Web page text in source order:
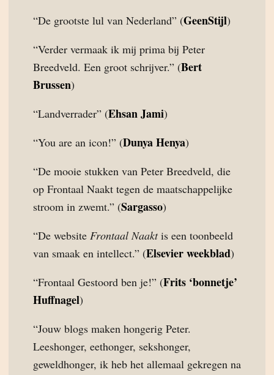
“De grootste lul van Nederland” (GeenStijl)
“Verder vermaak ik mij prima bij Peter
Breedveld. Een groot schrijver.” (Bert
Brussen)
“Landverrader” (Ehsan Jami)
“You are an icon!” (Dunya Henya)
“De mooie stukken van Peter Breedveld, die
op Frontaal Naakt tegen de maatschappelijke
stroom in zwemt.” (Sargasso)
“De website Frontaal Naaktis een toonbeeld
van smaak en intellect.” (Elsevier weekblad)
“Frontaal Gestoord ben je!” (Frits ‘bonnetje’
Huffnagel)
“Jouw blogs maken hongerig Peter.
Leeshonger, eethonger, sekshonger,
geweldhonger, ik heb het allemaal gekregen na